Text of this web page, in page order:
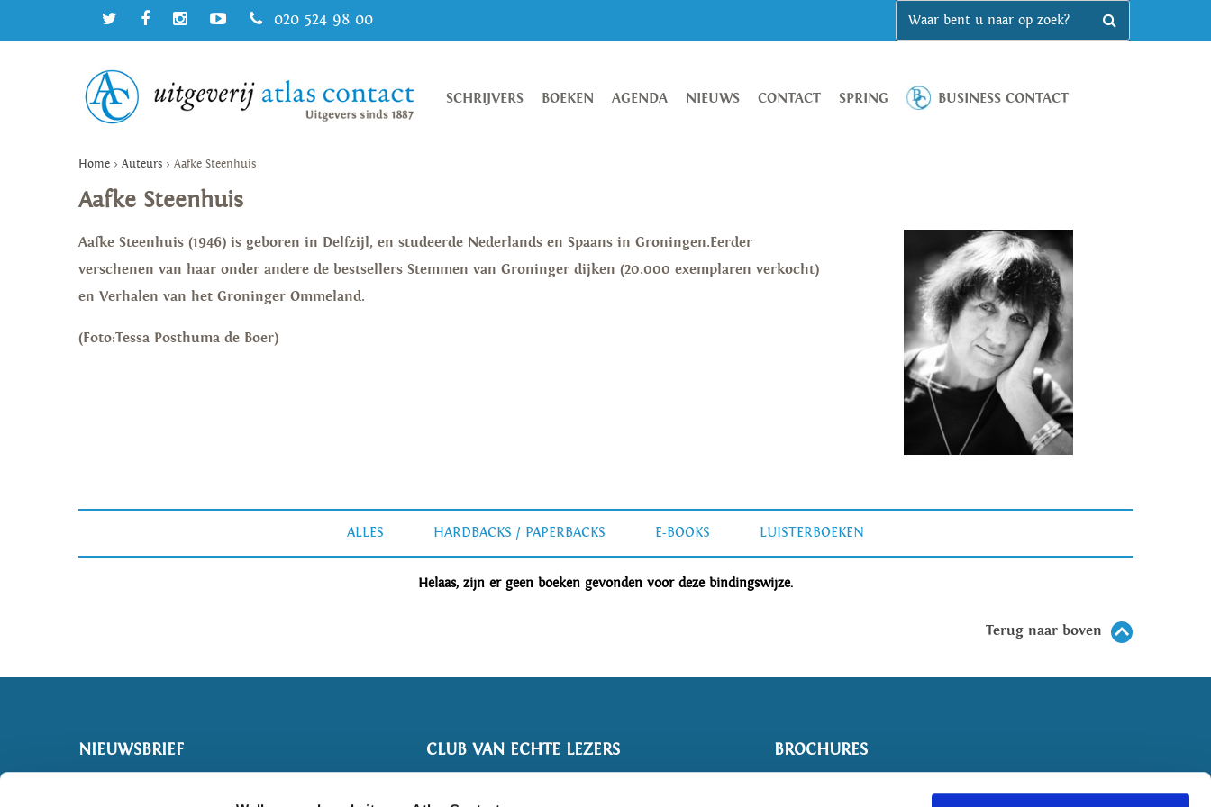
020 524 98 00
SCHRIJVERS BOEKEN AGENDA NIEUWS CONTACT SPRING BUSINESS CONTACT
Home > Auteurs > Aafke Steenhuis
Aafke Steenhuis
Aafke Steenhuis (1946) is geboren in Delfzijl, en studeerde Nederlands en Spaans in Groningen.Eerder
verschenen van haar onder andere de bestsellers Stemmen van Groninger dijken (20.000 exemplaren verkocht)
en Verhalen van het Groninger Ommeland.
(Foto:Tessa Posthuma de Boer)
ALLES HARDBACKS / PAPERBACKS E-BOOKS LUISTERBOEKEN
Helaas, zijn er geen boeken gevonden voor deze bindingswijze.
Terug naar boven
NIEUWSBRIEF CLUB VAN ECHTE LEZERS BROCHURES